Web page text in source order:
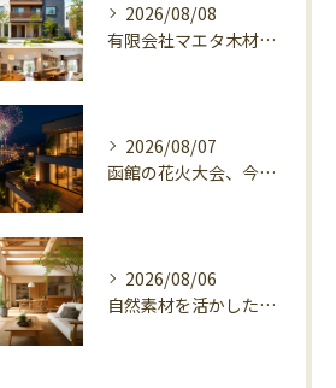
2026/08/08
有限会社マエタ木材が3世帯住宅で選ばれる理由
2026/08/07
函館の花火大会、今日の開催確認と湯の川の夜
2026/08/06
自然素材を活かした家づくり、マエタ木材の目線